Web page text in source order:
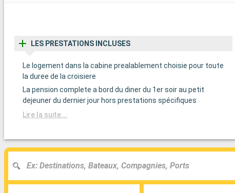
LES PRESTATIONS INCLUSES
Le logement dans la cabine prealablement choisie pour toute
la duree de la croisiere
La pension complete a bord du diner du 1er soir au petit
dejeuner du dernier jour hors prestations spécifiques
Lire la suite...